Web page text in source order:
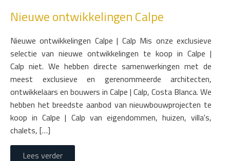
Nieuwe ontwikkelingen Calpe
Nieuwe ontwikkelingen Calpe | Calp Mis onze exclusieve
selectie van nieuwe ontwikkelingen te koop in Calpe |
Calp niet. We hebben directe samenwerkingen met de
meest exclusieve en gerenommeerde architecten,
ontwikkelaars en bouwers in Calpe | Calp, Costa Blanca. We
hebben het breedste aanbod van nieuwbouwprojecten te
koop in Calpe | Calp van eigendommen, huizen, villa's,
chalets, […]
Lees verder